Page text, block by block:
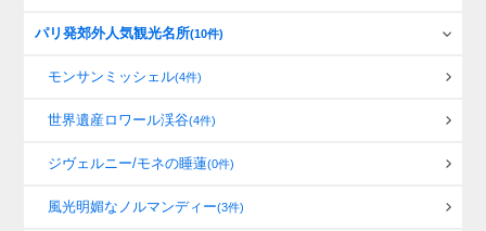
パリ発郊外人気観光名所(10件)
モンサンミッシェル(4件)
世界遺産ロワール渓谷(4件)
ジヴェルニー/モネの睡蓮(0件)
風光明媚なノルマンディー(3件)